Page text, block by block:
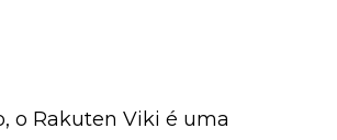
o Rakuten Viki é uma